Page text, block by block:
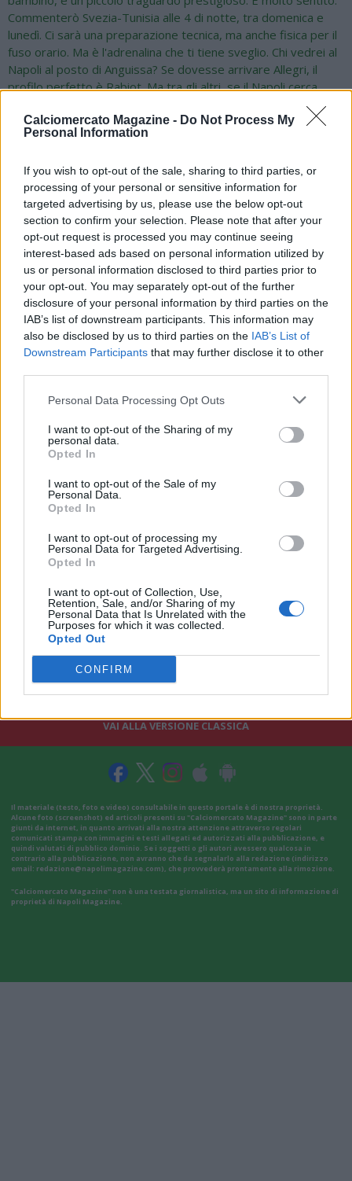
Calciomercato Magazine - Do Not Process My
Personal Information
If you wish to opt-out of the sale, sharing to third parties, or
processing of your personal or sensitive information for
targeted advertising by us, please use the below opt-out
section to confirm your selection. Please note that after your
opt-out request is processed you may continue seeing
interest-based ads based on personal information utilized by
us or personal information disclosed to third parties prior to
your opt-out. You may separately opt-out of the further
disclosure of your personal information by third parties on the
IAB’s list of downstream participants. This information may
also be disclosed by us to third parties on the IAB’s List of
Downstream Participants that may further disclose it to other
Personal Data Processing Opt Outs
I want to opt-out of the Sharing of my
personal data.
Opted In
I want to opt-out of the Sale of my
Personal Data.
Opted In
I want to opt-out of processing my
Personal Data for Targeted Advertising.
Opted In
I want to opt-out of Collection, Use,
Retention, Sale, and/or Sharing of my
Personal Data that Is Unrelated with the
Purposes for which it was collected.
Opted Out
CONFIRM
Commenterò Svezia-Tunisia alle 4 di notte, tra domenica e
lunedì. Ci sarà una preparazione tecnica, ma anche fisica per il
fuso orario. Ma è l'adrenalina che ti tiene sveglio. Chi vedrei al
Napoli al posto di Anguissa? Se dovesse arrivare Allegri, il
profilo perfetto è Rabiot. Ma tra gli altri, se il Napoli cerca
qualcuno di pronto e a livello europeo, Rios può esserlo. Ha
avuto problemi di ambientamento al Benfica, non era semplice
e lineare. Però è oggettivamente un giocatore che ha
classico box to box, che ricorda anche un po' Rabiot. È un po'
più aggressivo, essendo un sudamericano. Rios cosa ha tratto
dagli insegnamenti di Mourinho? C'è stato un momento in cui
era uscito dalle rotazioni a causa di un infortunio alla spalla.
Come un diesel, è entrato gradualmente all'interno delle
gerarchie. L'intesa con Barrenechea non c'era. Poi Mourinho gli
ha ritagliato un ruolo da leader. Ha avuto una buona crescita.
Secondo me ha fatto una crescita lineare, non è esploso, ma
può farlo in un club che gli dà fiducia e minuti. Il livello del
campionato portoghese? Il campionato si è ripreso, ha
ritrovato il sesto posto dopo il sorpasso dell'Eredivisie. Si farà
di tutto per farlo crescere entro il 2030, si è creata una rete
tra Braga, Porto, Benfica e Sporting. Non voglio essere
pessimista, ma in Italia dobbiamo vederci bene dal
bene. Sono stato impressionato dal Portogallo, dallo stadio
del Do Dragao che ha ormai 20 anni".
VAI ALLA VERSIONE CLASSICA
Il materiale (testo, foto e video) consultabile in questo portale è di nostra proprietà.
Alcune foto (screenshot) ed articoli presenti su "Calciomercato Magazine" sono in parte
giunti da internet, in quanto arrivati alla nostra attenzione attraverso regolari
comunicati stampa con immagini e testi allegati ed autorizzati alla pubblicazione, e
quindi valutati di pubblico dominio. Se i soggetti o gli autori avessero qualcosa in
contrario alla pubblicazione, non avranno che da segnalarlo alla redazione (indirizzo
email: redazione@napolimagazine.com), che provvederà prontamente alla rimozione.
"Calciomercato Magazine" non è una testata giornalistica, ma un sito di informazione di
proprietà di Napoli Magazine.